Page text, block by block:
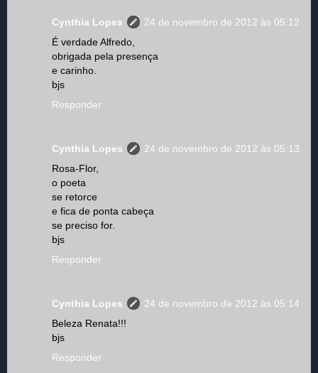
Cynthia Lopes
24 de novembro de 2012 às 05:12
É verdade Alfredo,
obrigada pela presença
e carinho.
bjs
Responder
Cynthia Lopes
24 de novembro de 2012 às 05:13
Rosa-Flor,
o poeta
se retorce
e fica de ponta cabeça
se preciso for.
bjs
Responder
Cynthia Lopes
24 de novembro de 2012 às 05:14
Beleza Renata!!!
bjs
Responder